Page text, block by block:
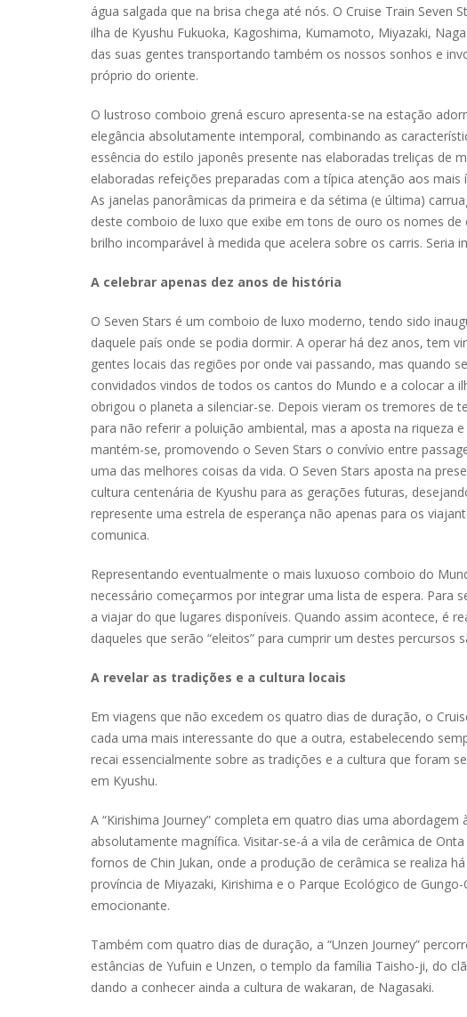
água salgada que na brisa chega até nós. O Cruise Train Seven
ilha de Kyushu Fukuoka, Kagoshima, Kumamoto, Miyazaki,
das suas gentes transportando também os nossos sonhos e
próprio do oriente.
O lustroso comboio grená escuro apresenta-se na estação
elegância absolutamente intemporal, combinando as
essência do estilo japonês presente nas elaboradas treliças de
elaboradas refeições preparadas com a típica atenção aos
As janelas panorâmicas da primeira e da sétima (e última)
deste comboio de luxo que exibe em tons de ouro os nomes
brilho incomparável à medida que acelera sobre os carris.
A celebrar apenas dez anos de história
O Seven Stars é um comboio de luxo moderno, tendo sido
daquele país onde se podia dormir. A operar há dez anos, tem
gentes locais das regiões por onde vai passando, mas quando
convidados vindos de todos os cantos do Mundo e a colocar a
obrigou o planeta a silenciar-se. Depois vieram os tremores de
para não referir a poluição ambiental, mas a aposta na riqueza
mantém-se, promovendo o Seven Stars o convívio entre
uma das melhores coisas da vida. O Seven Stars aposta na
cultura centenária de Kyushu para as gerações futuras,
represente uma estrela de esperança não apenas para os
comunica.
Representando eventualmente o mais luxuoso comboio do
necessário começarmos por integrar uma lista de espera. Para
a viajar do que lugares disponíveis. Quando assim acontece, é
daqueles que serão “eleitos” para cumprir um destes percursos
A revelar as tradições e a cultura locais
Em viagens que não excedem os quatro dias de duração, o
cada uma mais interessante do que a outra, estabelecendo
recai essencialmente sobre as tradições e a cultura que foram
em Kyushu.
A “Kirishima Journey” completa em quatro dias uma
absolutamente magnífica. Visitar-se-á a vila de cerâmica de
fornos de Chin Jukan, onde a produção de cerâmica se realiza
província de Miyazaki, Kirishima e o Parque Ecológico de
emocionante.
Também com quatro dias de duração, a “Unzen Journey”
estâncias de Yufuin e Unzen, o templo da família Taisho-ji, do
dando a conhecer ainda a cultura de wakaran, de Nagasaki.